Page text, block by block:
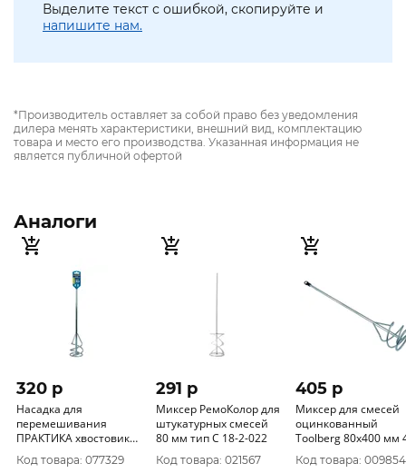
Выделите текст с ошибкой, скопируйте и
напишите нам.
*Производитель оставляет за собой право без уведомления
дилера менять характеристики, внешний вид, комплектацию
товара и место его производства. Указанная информация не
является публичной офертой
Аналоги
320 p
Насадка для
перемешивания
ПРАКТИКА хвостовик
SDS-plus, 80 х 400, 645-
730
Код товара: 077329
291 p
Миксер РемоКолор для
штукатурных смесей
80 мм тип С 18-2-022
Код товара: 021567
405 p
Миксер для смесей
оцинкованный
Toolberg 80х400 мм 40
Китай 0803000
Код товара: 009854